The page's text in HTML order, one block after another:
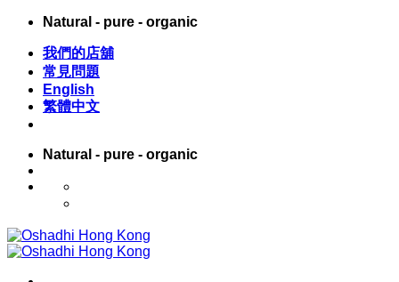
Skip
content
Natural - pure - organic
我們的店舖
常見問題
English
繁體中文
Natural - pure - organic